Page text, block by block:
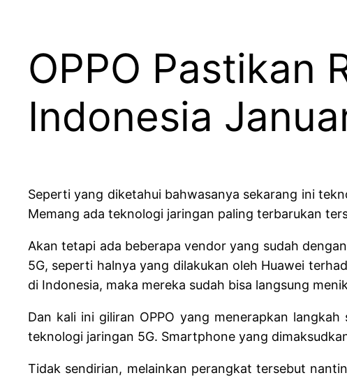
OPPO Pastikan
Indonesia
Seperti yang diketahui bahwasanya sekarang ini
Memang ada teknologi jaringan paling terbarukan
Akan tetapi ada beberapa vendor yang sudah
5G, seperti halnya yang dilakukan oleh Huawei
di Indonesia, maka mereka sudah bisa langsung
Dan kali ini giliran OPPO yang menerapkan
teknologi jaringan 5G. Smartphone yang
Tidak sendirian, melainkan perangkat tersebut